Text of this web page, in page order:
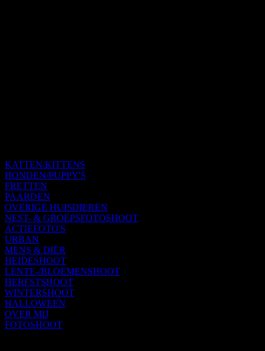
KATTEN/KITTENS
HONDEN/PUPPY'S
FRETTEN
PAARDEN
OVERIGE HUISDIEREN
NEST- & GROEPSFOTOSHOOT
ACTIEFOTO'S
URBAN
MENS & DIER
HEIDESHOOT
LENTE-/BLOEMENSHOOT
HERFSTSHOOT
WINTERSHOOT
HALLOWEEN
OVER MIJ
FOTOSHOOT